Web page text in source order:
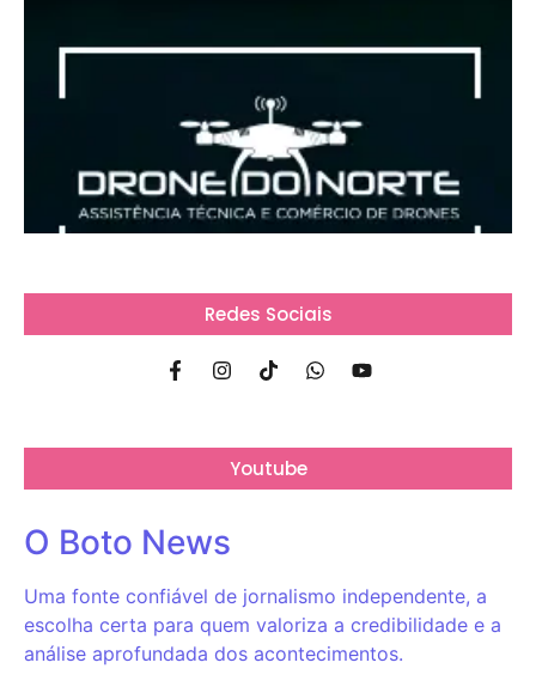
Redes Sociais
Youtube
O Boto News
Uma fonte confiável de jornalismo independente, a
escolha certa para quem valoriza a credibilidade e a
análise aprofundada dos acontecimentos.